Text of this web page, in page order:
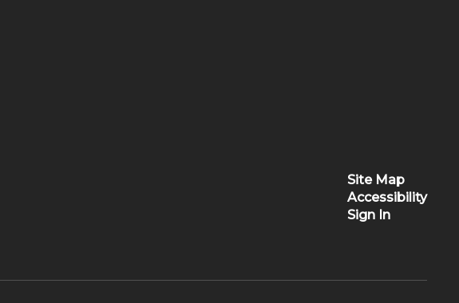
Site Map
Accessibility
Sign In